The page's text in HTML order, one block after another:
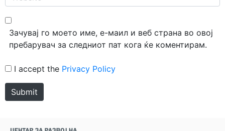
Зачувај го моето име, е-маил и веб страна во овој
пребарувач за следниот пат кога ќе коментирам.
I accept the Privacy Policy
Submit